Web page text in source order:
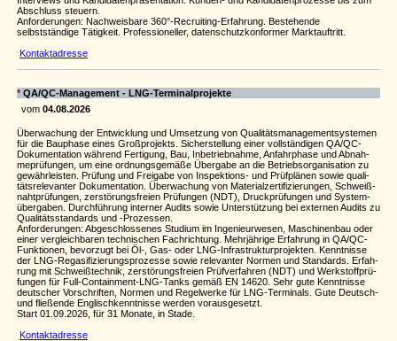
Abschluss steuern.
Anforderungen: Nachweisbare 360°-Recruiting-Erfahrung. Bestehende
selbstständige Tätigkeit. Professioneller, datenschutzkonformer Marktauftritt.
Kontaktadresse
* QA/QC-Manage­ment - LNG-Termi­nal­pro­jekte
vom 04.08.2026
Über­wa­chung der Entwick­lung und Umset­zung von Quali­täts­ma­na­ge­ment­sys­temen
für die Bauphase eines Groß­pro­jekts. Sicher­stel­lung einer voll­stän­digen QA/QC-
Doku­men­ta­tion während Ferti­gung, Bau, Inbe­trieb­nahme, Anfahr­phase und Abnah­
me­prü­fungen, um eine ordnungs­ge­mäße Über­gabe an die Betriebs­or­ga­ni­sa­tion zu
gewähr­leisten. Prüfung und Frei­gabe von Inspek­tions- und Prüf­plänen sowie quali­
täts­re­le­vanter Doku­men­ta­tion. Über­wa­chung von Mate­ri­a­l­zer­ti­fi­zie­rungen, Schweiß­
naht­prü­fungen, zerstö­rungs­freien Prüfungen (NDT), Druck­prü­fungen und Syste­m­
über­g­aben. Durch­füh­rung interner Audits sowie Unter­stüt­zung bei externen Audits zu
Quali­täts­s­tan­dards und -Prozessen.
Anfor­de­rungen: Abge­schlos­senes Studium im Inge­ni­eu­r­wesen, Maschi­nenbau oder
einer vergleich­baren tech­ni­schen Fach­rich­tung. Mehr­jäh­rige Erfah­rung in QA/QC-
Funk­ti­onen, bevor­zugt bei Öl-, Gas- oder LNG-Infra­s­truk­tur­pro­jekten. Kennt­nisse
der LNG-Rega­si­fi­zie­rungs­pro­zesse sowie rele­vanter Normen und Stan­dards. Erfah­
rung mit Schweiß­technik, zerstö­rungs­freien Prüf­ver­fahren (NDT) und Werk­stoff­prü­
fungen für Full-Contain­ment-LNG-Tanks gemäß EN 14620. Sehr gute Kennt­nisse
deut­scher Vorschriften, Normen und Regel­werke für LNG-Termi­nals. Gute Deutsch-
und flie­ßende Englisch­kennt­nisse werden voraus­ge­setzt.
Start 01.09.2026, für 31 Monate, in Stade.
Kontaktadresse